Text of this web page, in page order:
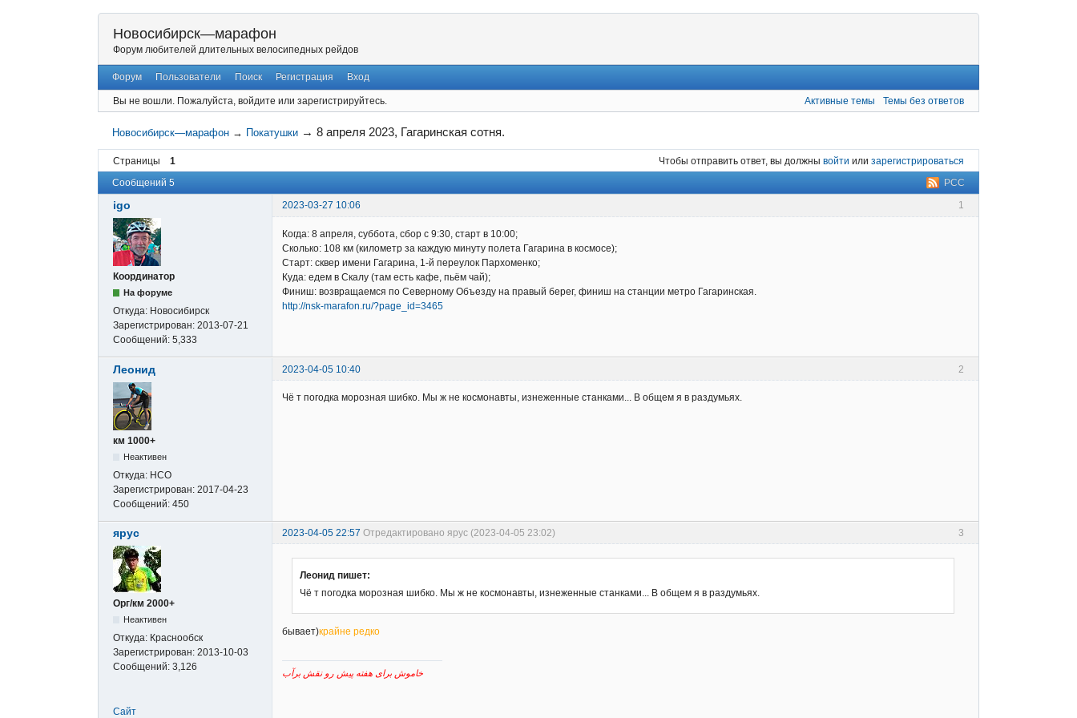
Новосибирск—марафон
Форум любителей длительных велосипедных рейдов
Форум Пользователи Поиск Регистрация Вход
Вы не вошли. Пожалуйста, войдите или зарегистрируйтесь. Активные темы Темы без ответов
Новосибирск—марафон → Покатушки →8 апреля 2023, Гагаринская сотня.
Страницы 1 Чтобы отправить ответ, вы должны войти или зарегистрироваться
РСС
Сообщений 5
1
igo 2023-03-27 10:06
Координатор
На форуме
Откуда: Новосибирск
Зарегистрирован: 2013-07-21
Сообщений: 5,333
Когда: 8 апреля, суббота, сбор с 9:30, старт в 10:00;
Сколько: 108 км (километр за каждую минуту полета Гагарина в космосе);
Старт: сквер имени Гагарина, 1-й переулок Пархоменко;
Куда: едем в Скалу (там есть кафе, пьём чай);
Финиш: возвращаемся по Северному Объезду на правый берег, финиш на станции метро Гагаринская.
http://nsk-marafon.ru/?page_id=3465
2
Леонид 2023-04-05 10:40
км 1000+
Неактивен
Откуда: НСО
Зарегистрирован: 2017-04-23
Сообщений: 450
Чё т погодка морозная шибко. Мы ж не космонавты, изнеженные станками... В общем я в раздумьях.
3
ярус 2023-04-05 22:57 Отредактировано ярус (2023-04-05 23:02)
Орг/км 2000+
Неактивен
Откуда: Краснообск
Зарегистрирован: 2013-10-03
Сообщений: 3,126
Леонид пишет:
Чё т погодка морозная шибко. Мы ж не космонавты, изнеженные станками... В общем я в раздумьях.
бывает)крайне редко
Сайт